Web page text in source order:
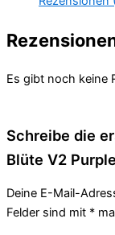
Es gibt noch keine
Schreibe die
Blüte V2
Deine E-Mail-
Felder sind mit *